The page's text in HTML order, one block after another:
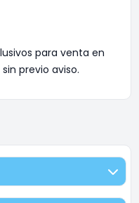
para venta en
previo aviso.